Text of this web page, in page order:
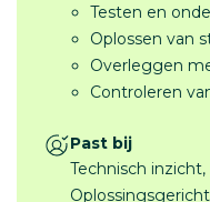
Testen en
Oplossen van
Overleggen
Controleren
Past bij
Technisch